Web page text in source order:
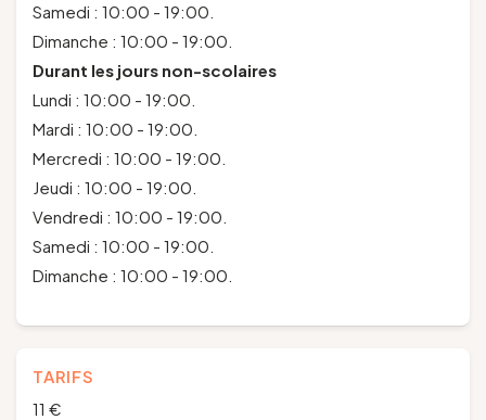
Samedi : 10:00 - 19:00.
Dimanche : 10:00 - 19:00.
Durant les jours non-scolaires
Lundi : 10:00 - 19:00.
Mardi : 10:00 - 19:00.
Mercredi : 10:00 - 19:00.
Jeudi : 10:00 - 19:00.
Vendredi : 10:00 - 19:00.
Samedi : 10:00 - 19:00.
Dimanche : 10:00 - 19:00.
TARIFS
11 €